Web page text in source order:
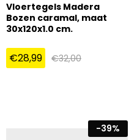
Vloertegels Madera
Bozen caramal, maat
30x120x1.0 cm.
€28,99 €32,00
-39%